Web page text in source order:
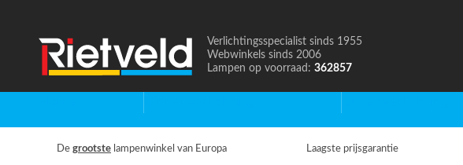
Naar
de
Verlichtingsspecialist sinds 1955
Webwinkels sinds 2006
Lampen op voorraad: 362857
De grootste lampenwinkel van Europa Laagste prijsgarantie